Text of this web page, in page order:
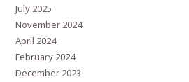
July 2025
November 2024
April 2024
February 2024
December 2023